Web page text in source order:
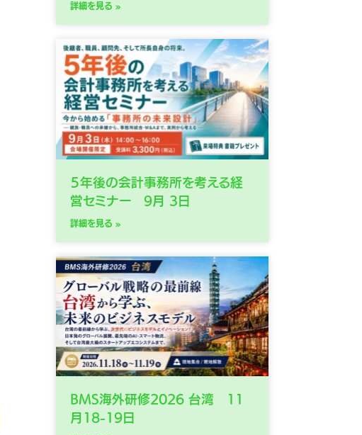
詳細を見る »
５年後の会計事務所を考える経
営セミナー 9月 3日
詳細を見る »
BMS海外研修2026 台湾 11
月18-19日